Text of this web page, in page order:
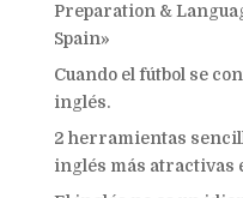
Preparation &
Spain»
Cuando el fútbol se
inglés.
2 herramientas
inglés más atractivas